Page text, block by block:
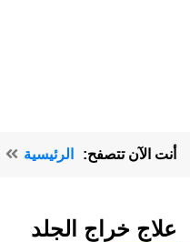
أنت الآن تتصفح: الرئيسية
علاج خراج الجلد